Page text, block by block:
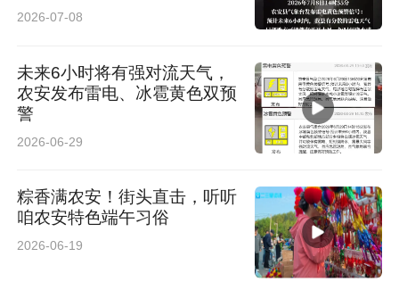
2026-07-08
未来6小时将有强对流天气，
农安发布雷电、冰雹黄色双预
警
2026-06-29
粽香满农安！街头直击，听听
咱农安特色端午习俗
2026-06-19